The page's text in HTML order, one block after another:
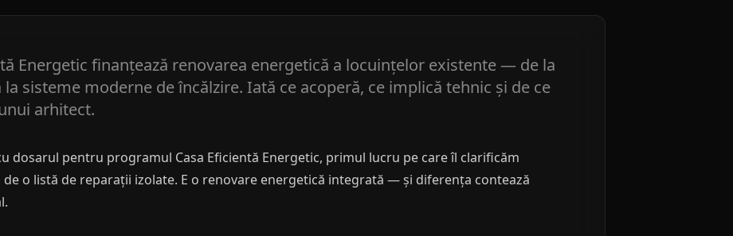
Energetic finanțează renovarea energetică a locuințelor existente — de la
sisteme moderne de încălzire. Iată ce acoperă, ce implică tehnic și de ce
arhitect.
dosarul pentru programul Casa Eficientă Energetic, primul lucru pe care îl clarificăm
o listă de reparații izolate. E o renovare energetică integrată — și diferența contează